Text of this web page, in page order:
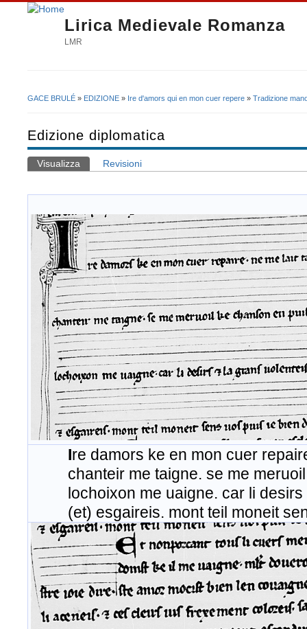
Lirica Medievale Romanza
LMR
GACE BRULÉ » EDIZIONE » Ire d'amors qui en mon cuer repere » Tradizione
Edizione diplomatica
Schede primarie
Visualizza (scheda attiva)
Revisioni
Ire damors ke en mon cuer
chanteir me taigne. se me meruoil
lochoixon me uaigne. car li desirs
(et) esgaireis. mont teil moneit